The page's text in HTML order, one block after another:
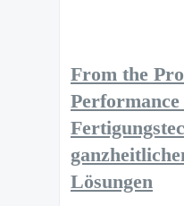
From the
Performance
Lösungen